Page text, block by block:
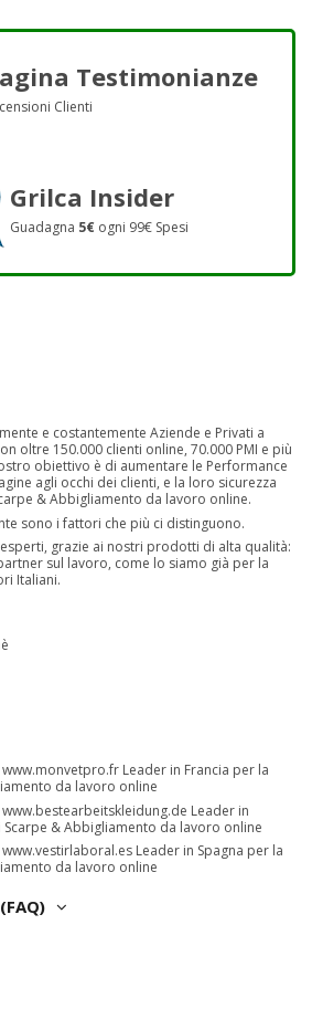
Testimonianze
Clienti
Grilca Insider
Guadagna 5€ ogni 99€ Spesi
e costantemente Aziende e Privati a
oltre 150.000 clienti online, 70.000 PMI e più
obiettivo è di aumentare le Performance
agli occhi dei clienti, e la loro sicurezza
& Abbigliamento da lavoro online.
sono i fattori che più ci distinguono.
grazie ai nostri prodotti di alta qualità:
sul lavoro, come lo siamo già per la
Italiani.
www.monvetpro.fr Leader in Francia per la
da lavoro online
www.bestearbeitskleidung.de Leader in
& Abbigliamento da lavoro online
www.vestirlaboral.es Leader in Spagna per la
da lavoro online